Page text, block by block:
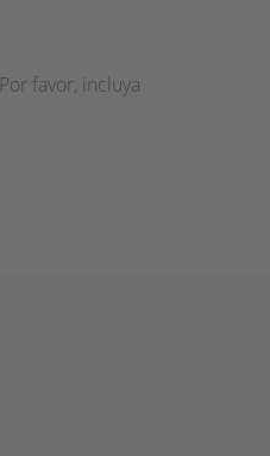
Por favor, incluya